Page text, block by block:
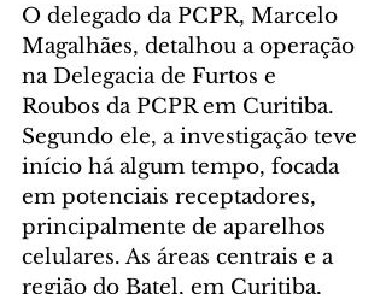
O delegado da PCPR, Marcelo
Magalhães, detalhou a operação
na Delegacia de Furtos e
Roubos da PCPR em Curitiba.
Segundo ele, a investigação teve
início há algum tempo, focada
em potenciais receptadores,
principalmente de aparelhos
celulares. As áreas centrais e a
região do Batel, em Curitiba,